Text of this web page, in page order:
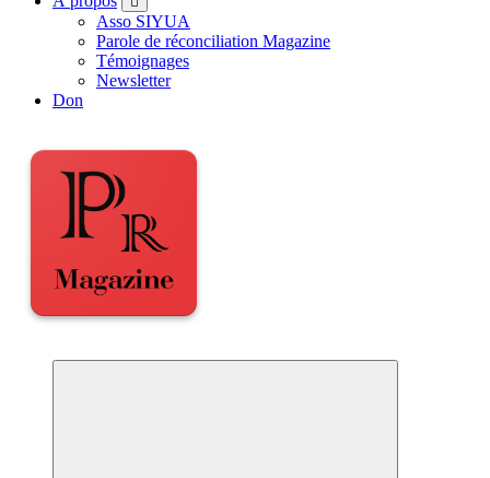
Asso SIYUA
Parole de réconciliation Magazine
Témoignages
Newsletter
Don